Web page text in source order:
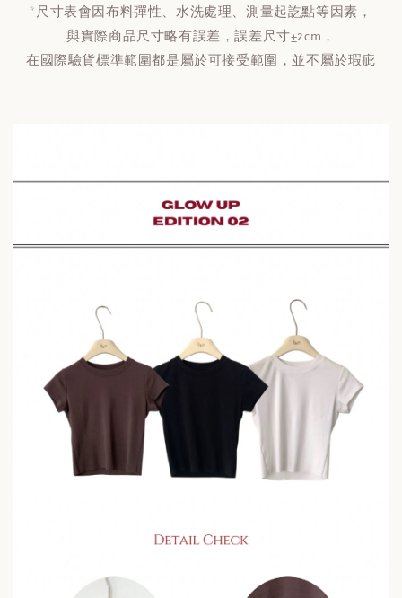
* 尺寸表會因布料彈性、水洗處理、測量起訖點等因素，
與實際商品尺寸略有誤差，誤差尺寸±2cm，
在國際驗貨標準範圍都是屬於可接受範圍，並不屬於瑕疵